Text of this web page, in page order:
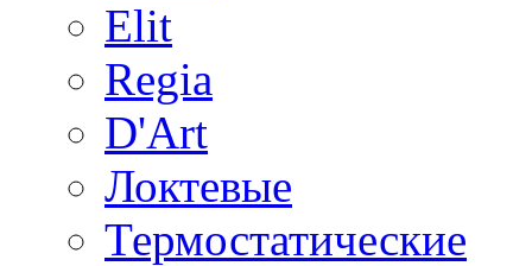
Elit
Regia
D'Art
Локтевые
Термостатические